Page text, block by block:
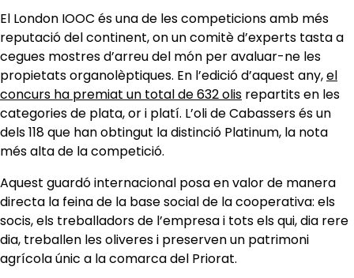
El London IOOC és una de les competicions amb més
reputació del continent, on un comitè d’experts tasta a
cegues mostres d’arreu del món per avaluar-ne les
propietats organolèptiques. En l’edició d’aquest any,el
concurs ha premiat un total de 632 olis repartits en les
categories de plata, or i platí. L’oli de Cabassers és un
dels 118 que han obtingut la distinció Platinum, la nota
més alta de la competició.
Aquest guardó internacional posa en valor de manera
directa la feina de la base social de la cooperativa: els
socis, els treballadors de l’empresa i tots els qui, dia rere
dia, treballen les oliveres i preserven un patrimoni
agrícola únic a la comarca del Priorat.